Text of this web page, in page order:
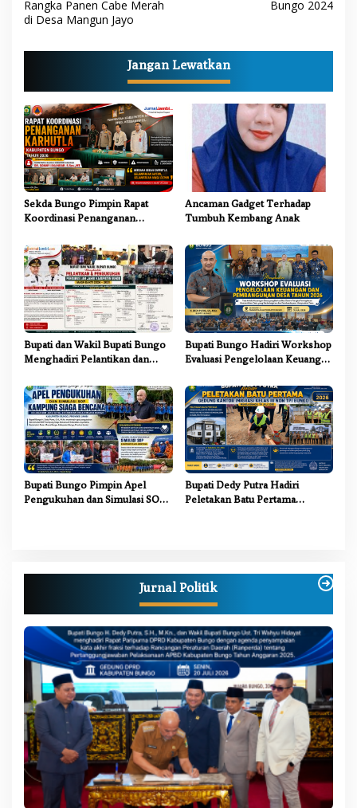
i
s
i
p
o
s
Rangka Panen Cabe Merah
di Desa Mangun Jayo
Bungo 2024
Jangan Lewatkan
Sekda Bungo Pimpin Rapat
Koordinasi Penanganan
Sinergi Lintas Sektor
Ancaman Gadget Terhadap
Tumbuh Kembang Anak
Bupati dan Wakil Bupati Bungo
Menghadiri Pelantikan dan
Jambi Kabupaten Bungo
Bupati Bungo Hadiri Workshop
Evaluasi Pengelolaan Keuangan
2026
Bupati Bungo Pimpin Apel
Pengukuhan dan Simulasi SOP
Bupati Dedy Putra Hadiri
Peletakan Batu Pertama
Jurnal Politik